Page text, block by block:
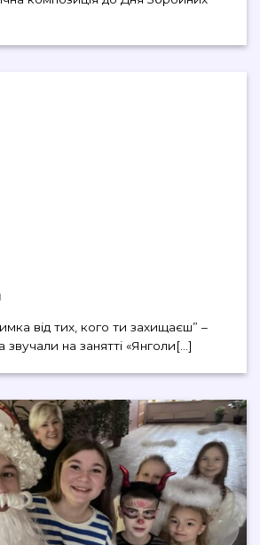
від тих, кого ти захищаєш” –
звучали на занятті «Янголи[...]